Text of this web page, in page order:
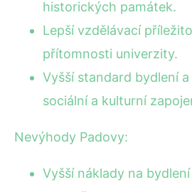
historických památek.
Lepší vzdělávací
přítomnosti univerzity.
Vyšší standard bydlení
sociální a kulturní
Nevýhody Padovy:
Vyšší náklady na